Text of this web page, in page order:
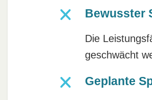
Bewusster
Die
geschwächt
Geplante